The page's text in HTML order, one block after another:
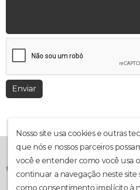
Enviar
Nosso site usa cookies e outras
que nós e nossos parceiros
você e entender como você usa o
continuar a navegação neste site
como consentimento implícito à
A ADC Web Rádio, é mais uma grande
ao Projeto da Associação Desportiva
formar cidadãos através do esporte.
vínculo lucrativo, voltado
adolescentes que ora vivem a margem